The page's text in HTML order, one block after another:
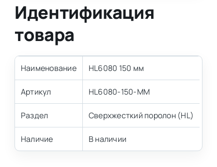
Идентификация
товара
Наименование HL6080 150 мм
Артикул HL6080-150-MM
Раздел Сверхжесткий поролон (HL)
Наличие В наличии